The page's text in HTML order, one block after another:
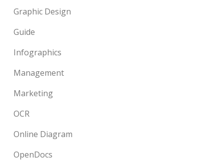
Graphic Design
Guide
Infographics
Management
Marketing
OCR
Online Diagram
OpenDocs